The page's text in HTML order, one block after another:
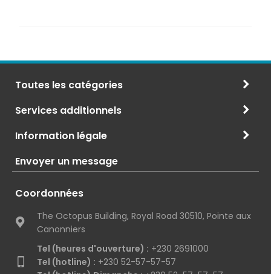
Toutes les catégories
Services additionnels
Information légale
Envoyer un message
Coordonnées
The Octopus Building, Royal Road 30510, Pointe aux
Canonniers
Tel (heures d'ouverture) : +230 2691000
Tel (hotline) : +230 52-57-57-57